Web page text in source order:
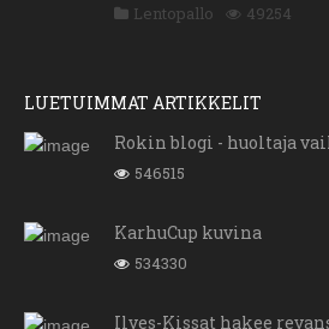
Lentopallo 49254
LUETUIMMAT ARTIKKELIT
Rokin blogi - huoltaja
546515
KarhuCup kuvina
534330
Ilves-Kissat hakee